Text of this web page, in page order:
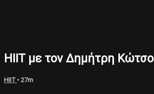
HIIT με τον Δημήτρη Κώτσο
HIIT • 27m